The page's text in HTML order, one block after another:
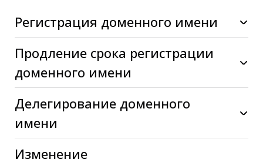
Регистрация доменного имени
Продление срока регистрации
доменного имени
Делегирование доменного
имени
Изменение